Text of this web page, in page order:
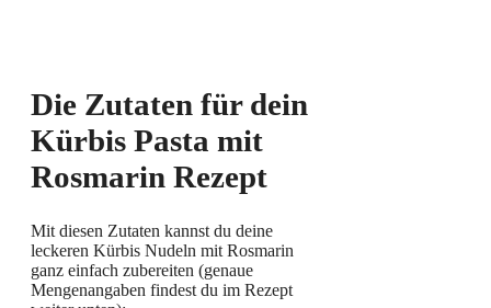
Die Zutaten für dein
Kürbis Pasta mit
Rosmarin Rezept
Mit diesen Zutaten kannst du deine
leckeren Kürbis Nudeln mit Rosmarin
ganz einfach zubereiten (genaue
Mengenangaben findest du im Rezept